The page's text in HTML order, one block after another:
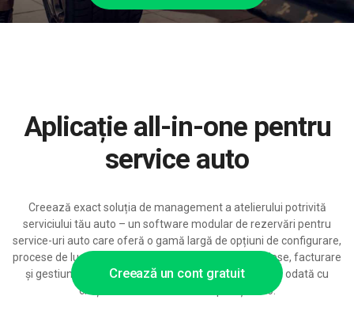
Creează un cont gratuit
Aplicație all-in-one pentru
service auto
Creează exact soluția de management a atelierului potrivită
serviciului tău auto – un software modular de rezervări pentru
service-uri auto care oferă o gamă largă de opțiuni de configurare,
procese de lucru detaliate, integrări cu sisteme de piese, facturare
și gestiune a stocurilor și este pregătit să se scaleze odată cu
creșterea afacerii tale de reparații auto.